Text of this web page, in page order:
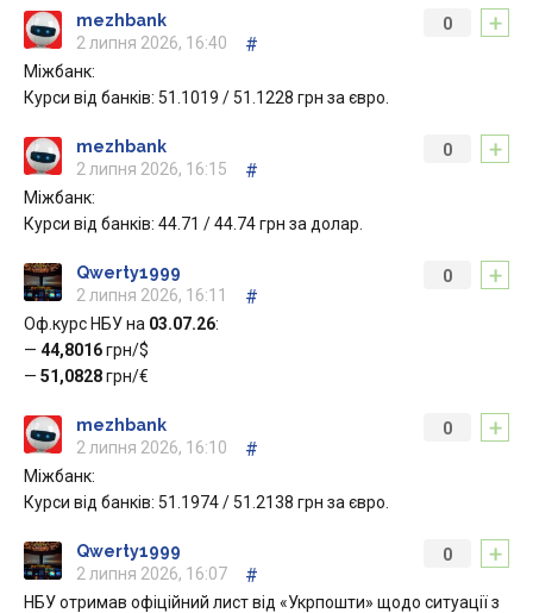
+
0
mezhbank
2 липня 2026, 16:40
#
Міжбанк:
Курси від банків: 51.1019 / 51.1228 грн за євро.
+
0
mezhbank
2 липня 2026, 16:15
#
Міжбанк:
Курси від банків: 44.71 / 44.74 грн за долар.
+
0
Qwerty1999
2 липня 2026, 16:11
#
Оф.курс НБУ на 03.07.26:
— 44,8016грн/$
— 51,0828грн/€
+
0
mezhbank
2 липня 2026, 16:10
#
Міжбанк:
Курси від банків: 51.1974 / 51.2138 грн за євро.
+
0
Qwerty1999
2 липня 2026, 16:07
#
НБУ отримав офіційний лист від «Укрпошти» щодо ситуації з